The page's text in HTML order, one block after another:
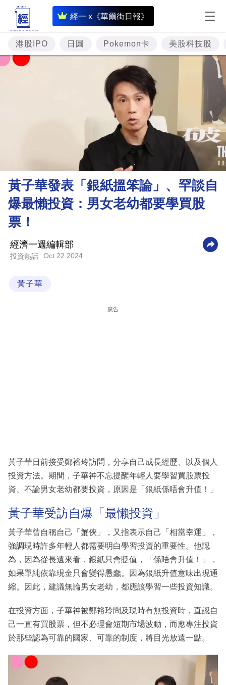
經一 x《華爾街日報》
即
時
財
經
理
財
商
科
技
港股IPO 日圓 Pokemon卡 美股科技股
黃子華發表「銀紙搵笨論」、罕談自
爆最懶投資：男女老幼都要學買股
票！
經濟一週編輯部
投資熱話 Oct 22 2024
黃子華
廣告
黃子華日前接受鄭裕玲訪問，分享自己成長經歷、以及個人
投資方法。期間，子華神不忘提醒年輕人要學習買股票投
資、不論男女老幼都要投資，原因是「銀紙係唔會升值！」
黃子華受訪自爆「最懶投資」
黃子華曾自稱自己「蟹俠」，又指表示自己「相當幸運」，
強調現時許多年輕人都需要明白學習投資的重要性。他認
為，因為從長遠來看，銀紙只會貶值，「係唔會升值！」，
如果單純依靠現金只會變得愚蠢。因為銀紙升值意味出現通
縮。因此，建議無論男女老幼，都應該學習一些投資知識。
在投資方面，子華神被鄭裕玲問及現時有無投資時，直認自
己一直有買股票，但不必理會短期市場波動，而應專注投資
於那些認為可靠的國家、可靠的制度，將目光放遠一點。